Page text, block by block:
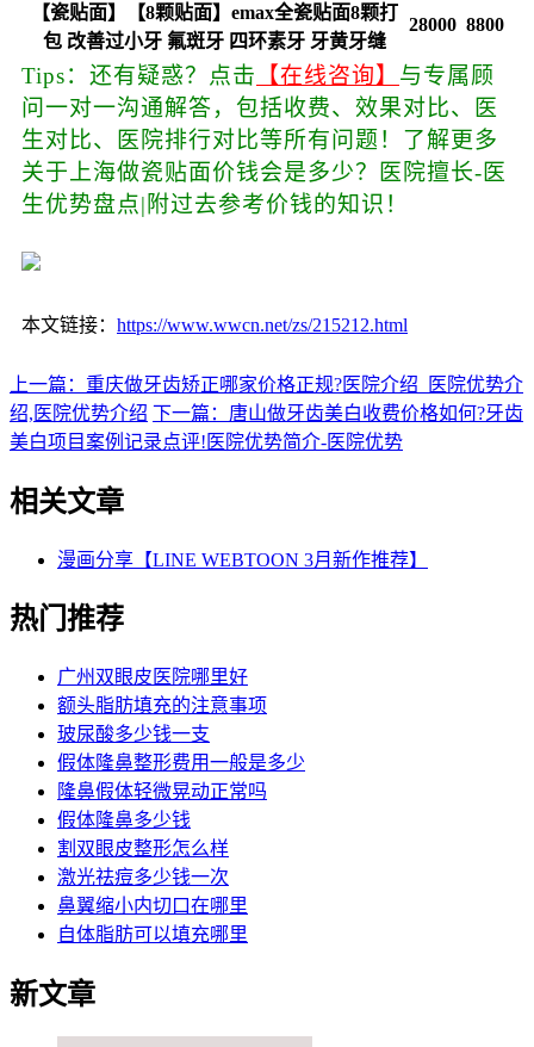
【瓷贴面】【8颗贴面】emax全瓷贴面8颗打
包 改善过小牙 氟斑牙 四环素牙 牙黄牙缝
28000 8800
Tips：还有疑惑？点击 【在线咨询】 与专属顾
问一对一沟通解答，包括收费、效果对比、医
生对比、医院排行对比等所有问题！了解更多
关于上海做瓷贴面价钱会是多少？医院擅长-医
生优势盘点|附过去参考价钱的知识！
本文链接： https://www.wwcn.net/zs/215212.html
上一篇：重庆做牙齿矫正哪家价格正规?医院介绍_医院优势介
绍,医院优势介绍 下一篇：唐山做牙齿美白收费价格如何?牙齿
美白项目案例记录点评!医院优势简介-医院优势
相关文章
漫画分享【LINE WEBTOON 3月新作推荐】
热门推荐
广州双眼皮医院哪里好
额头脂肪填充的注意事项
玻尿酸多少钱一支
假体隆鼻整形费用一般是多少
隆鼻假体轻微晃动正常吗
假体隆鼻多少钱
割双眼皮整形怎么样
激光祛痘多少钱一次
鼻翼缩小内切口在哪里
自体脂肪可以填充哪里
新文章